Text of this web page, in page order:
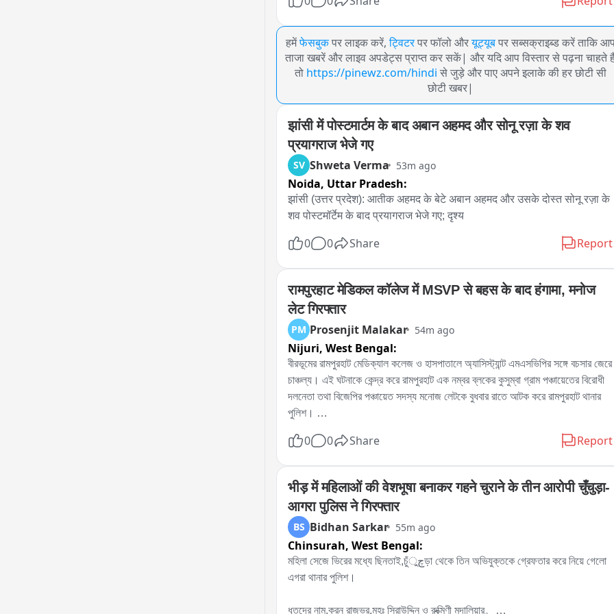
हमेंफेसबुक पर लाइक करें, ट्विटर पर फॉलो औरयूट्यूब पर सब्सक्राइब्ड करें ताकि
ताजा खबरें और लाइव अपडेट्स प्राप्त कर सकें| और यदि आप विस्तार से पढ़ना चाहते
तो https://pinewz.com/hindi से जुड़े और पाए अपने इलाके की हर छोटी सी
छोटी खबर|
झांसी में पोस्टमार्टम के बाद अबान अहमद और सोनू रज़ा के शव
प्रयागराज भेजे गए
SV Shweta Verma 53m ago
Noida, Uttar Pradesh:
झांसी (उत्तर प्रदेश): आतीक अहमद के बेटे अबान अहमद और उसके दोस्त सोनू रज़ा के
शव पोस्टमॉर्टेम के बाद प्रयागराज भेजे गए; दृश्य
0 0 Share Report
रामपुरहाट मेडिकल कॉलेज में MSVP से बहस के बाद हंगामा, मनोज
लेट गिरफ्तार
PM Prosenjit Malakar 54m ago
Nijuri, West Bengal:
বীরভূমের রামপুরহাট মেডিক্যাল কলেজ ও হাসপাতালে অ্যাসিস্ট্যান্ট এমএসভিপির সঙ্গে বচসার জেরে
চাঞ্চল্য। এই ঘটনাকে কেন্দ্র করে রামপুরহাট এক নম্বর ব্লকের কুসুম্বা গ্রাম পঞ্চায়েতের বিরোধী
দলনেতা তথা বিজেপির পঞ্চায়েত সদস্য মনোজ লেটকে বুধবার রাতে আটক করে রামপুরহাট থানার
পুলিশ।
একাধিক নেতৃত্ব ও কর্মীরা। তাঁরা মনোজ লেটকে কোন অভিযোগে আটক করা হয়েছে, সেই বিষয়ে
প্রয়োজনীয় প্রক্রিয়া সম্পন্ন করে এদিন সকালে বিজেপির বিরোধী দলনেতা মনোজ লেটকে ছেড়ে
দেয় রামপুরহাট থানার পুলিশ।
0 0 Share Report
भीड़ में महिलाओं की वेशभूषा बनाकर गहने चुराने के तीन आरोपी चुँचुड़ा-
आगरा पुलिस ने गिरफ्तार
BS Bidhan Sarkar 55m ago
Chinsurah, West Bengal:
মহিলা সেজে ভিরের মধ্যে ছিনতাই,চুঁچুড়া থেকে তিন অভিযুক্তকে গ্রেফতার করে নিয়ে গেলো
এগরা থানার পুলিশ।
ধৃতদের নাম,করন রাজভর,মহঃ সিরাউদ্দিন ও রুক্মিণী মুদালিয়ার。